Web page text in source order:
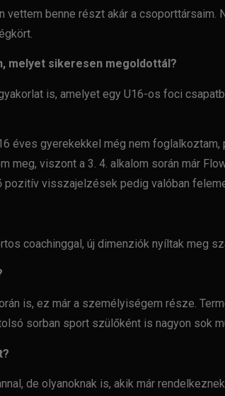
vettem benne részt akár a csoporttársaim.
melyet sikeresen megoldottál?
is, amelyet egy U16-os foci
éves gyerekekkel még nem foglalkoztam,
meg, viszont a 3. 4. alkalom során már
pozitív visszajelzések pedig valóban
coachinggal, új dimenziók nyíltak meg
is, ez már a személyiségem része.
sorban sport szülőként is nagyon sok
de olyanoknak is, akik már